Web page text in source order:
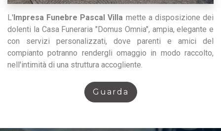
L'Impresa Funebre Pascal Villa mette a disposizione dei
dolenti la Casa Funeraria "Domus Omnia", ampia, elegante e
con servizi personalizzati, dove parenti e amici del
compianto potranno rendergli omaggio in modo raccolto,
nell'intimità di una struttura accogliente.
Guarda